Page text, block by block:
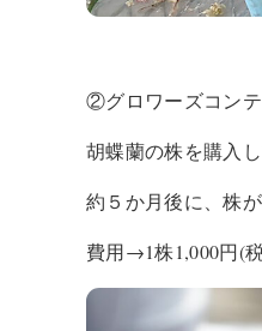
②グロワーズコン
胡蝶蘭の株を購入
約５か月後に、株
費用→1株1,000円(